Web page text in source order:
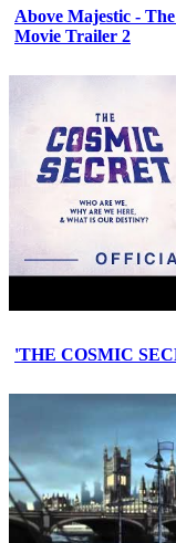
Above Majestic -
Movie Trailer 2
'THE COSMIC